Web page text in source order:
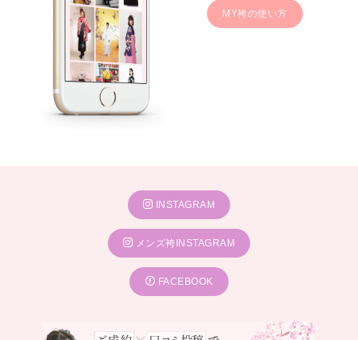
MY袴の使い方
INSTAGRAM
メンズ袴INSTAGRAM
FACEBOOK